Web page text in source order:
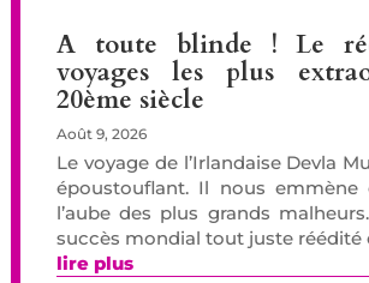
A toute blinde ! Le
voyages les plus
20ème siècle
Août 9, 2026
Le voyage de l’Irlandaise Devla
époustouflant. Il nous emmène
l’aube des plus grands
succès mondial tout juste réédité
lire plus